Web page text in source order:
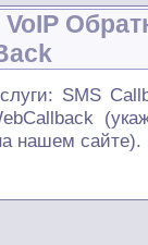
VoIP
SMS
нашем сайте).